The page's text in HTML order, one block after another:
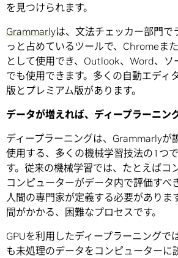
を見つけられます。
Grammarlyは、文法チェッカー部門で
っと占めているツールで、Chromeま
として使用でき、Outlook、Word、ソ
でも使用できます。多くの自動エディ
版とプレミアム版があります。
データが増えれば、ディープラーニン
ディープラーニングは、Grammarlyが
使用する、多くの機械学習技法の1つ
す。従来の機械学習では、たとえばコ
コンピューターがデータ内で評価すべ
人間の専門家が定義する必要がありま
間がかかる、困難なプロセスです。
GPUを利用したディープラーニングで
も未処理のデータをコンピューターに